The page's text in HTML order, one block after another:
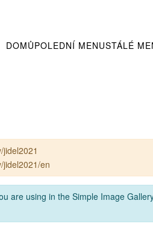
DOMŮPOLEDNÍ MENUSTÁLÉ
jidel2021/en
using in the Simple Image